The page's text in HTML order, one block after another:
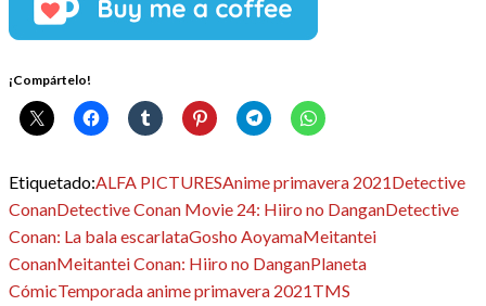
¡Compártelo!
Etiquetado:ALFA PICTURESAnime primavera 2021Detective
ConanDetective Conan Movie 24: Hiiro no DanganDetective
Conan: La bala escarlataGosho AoyamaMeitantei
ConanMeitantei Conan: Hiiro no DanganPlaneta
CómicTemporada anime primavera 2021TMS